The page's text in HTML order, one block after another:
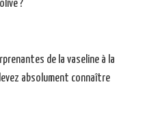
?
de la vaseline à la
absolument connaître